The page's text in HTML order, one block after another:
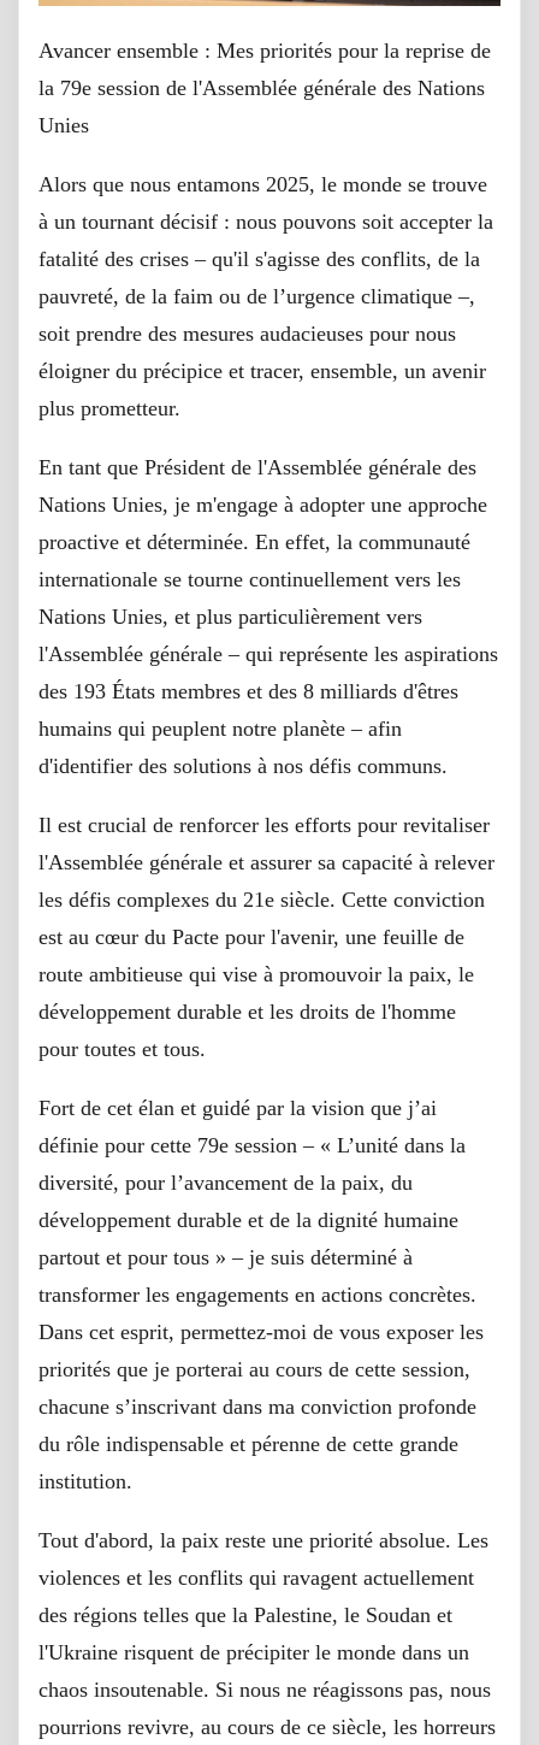
Avancer ensemble : Mes priorités pour la reprise de
la 79e session de l'Assemblée générale des Nations
Unies
Alors que nous entamons 2025, le monde se trouve
à un tournant décisif : nous pouvons soit accepter la
fatalité des crises – qu'il s'agisse des conflits, de la
pauvreté, de la faim ou de l’urgence climatique –,
soit prendre des mesures audacieuses pour nous
éloigner du précipice et tracer, ensemble, un avenir
plus prometteur.
En tant que Président de l'Assemblée générale des
Nations Unies, je m'engage à adopter une approche
proactive et déterminée. En effet, la communauté
internationale se tourne continuellement vers les
Nations Unies, et plus particulièrement vers
l'Assemblée générale – qui représente les aspirations
des 193 États membres et des 8 milliards d'êtres
humains qui peuplent notre planète – afin
d'identifier des solutions à nos défis communs.
Il est crucial de renforcer les efforts pour revitaliser
l'Assemblée générale et assurer sa capacité à relever
les défis complexes du 21e siècle. Cette conviction
est au cœur du Pacte pour l'avenir, une feuille de
route ambitieuse qui vise à promouvoir la paix, le
développement durable et les droits de l'homme
pour toutes et tous.
Fort de cet élan et guidé par la vision que j’ai
définie pour cette 79e session – « L’unité dans la
diversité, pour l’avancement de la paix, du
développement durable et de la dignité humaine
partout et pour tous » – je suis déterminé à
transformer les engagements en actions concrètes.
Dans cet esprit, permettez-moi de vous exposer les
priorités que je porterai au cours de cette session,
chacune s’inscrivant dans ma conviction profonde
du rôle indispensable et pérenne de cette grande
institution.
Tout d'abord, la paix reste une priorité absolue. Les
violences et les conflits qui ravagent actuellement
des régions telles que la Palestine, le Soudan et
l'Ukraine risquent de précipiter le monde dans un
chaos insoutenable. Si nous ne réagissons pas, nous
pourrions revivre, au cours de ce siècle, les horreurs